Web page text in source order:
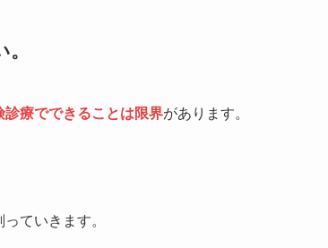
診療でできることは限界があります。
ていきます。